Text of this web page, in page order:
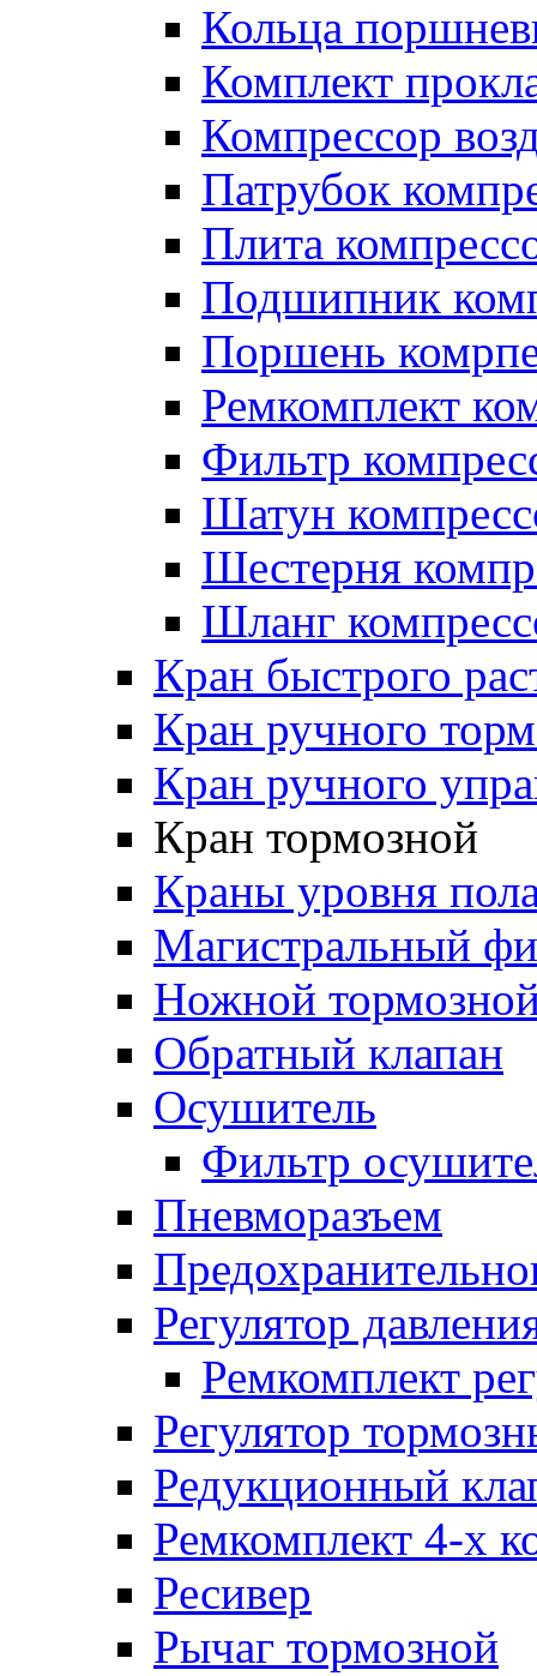
Кольца
Комплект
Компрессор
Патрубок
Плита
Подшипник
Поршень
Ремкомплект
Фильтр
Шатун
Шестерня
Шланг
Кран быстрого
Кран ручного
Кран ручного
Кран тормозной
Краны уровня
Магистральный
Ножной
Обратный клапан
Осушитель
Фильтр
Пневморазъем
Регулятор
Ремкомплект
Регулятор
Редукционный
Ремкомплект 4-х
Ресивер
Рычаг тормозной